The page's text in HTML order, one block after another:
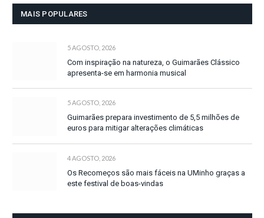
MAIS POPULARES
5 AGOSTO, 2026
Com inspiração na natureza, o Guimarães Clássico
apresenta-se em harmonia musical
5 AGOSTO, 2026
Guimarães prepara investimento de 5,5 milhões de
euros para mitigar alterações climáticas
4 AGOSTO, 2026
Os Recomeços são mais fáceis na UMinho graças a
este festival de boas-vindas